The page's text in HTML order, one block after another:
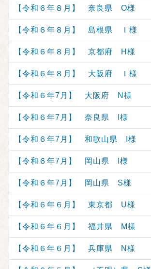
【令和６年８月】 奈良県 O様
【令和６年８月】 島根県 Ｉ様
【令和６年８月】 京都府 H様
【令和６年８月】 大阪府 Ｉ様
【令和６年7月】 大阪府 N様
【令和６年7月】 奈良県 I様
【令和６年7月】 和歌山県 I様
【令和６年7月】 岡山県 I様
【令和６年7月】 岡山県 S様
【令和６年６月】 東京都 U様
【令和６年６月】 福井県 M様
【令和６年６月】 兵庫県 N様